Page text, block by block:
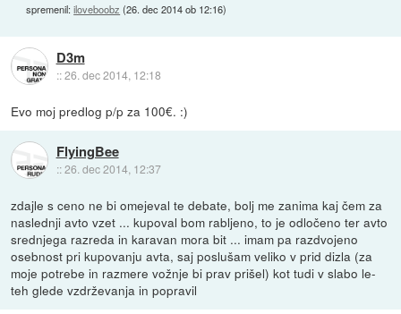
spremenil:iloveboobz (26. dec 2014 ob 12:16)
D3m
::26. dec 2014, 12:18
Evo moj predlog p/p za 100€. :)
FlyingBee
::26. dec 2014, 12:37
zdajle s ceno ne bi omejeval te debate, bolj me zanima kaj čem za
naslednji avto vzet ... kupoval bom rabljeno, to je odločeno ter avto
srednjega razreda in karavan mora bit ... imam pa razdvojeno
osebnost pri kupovanju avta, saj poslušam veliko v prid dizla (za
moje potrebe in razmere vožnje bi prav prišel) kot tudi v slabo le-
teh glede vzdrževanja in popravil